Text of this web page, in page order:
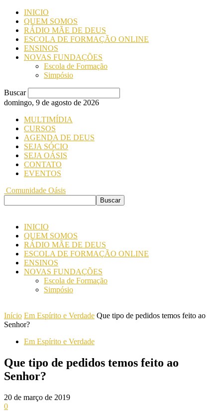
INICIO
QUEM SOMOS
RÁDIO MÃE DE DEUS
ESCOLA DE FORMAÇÃO ONLINE
ENSINOS
NOVAS FUNDAÇÕES
Escola de Formação
Simpósio
Buscar
domingo, 9 de agosto de 2026
MULTIMÍDIA
CURSOS
AGENDA DE DEUS
SEJA SÓCIO
SEJA OÁSIS
CONTATO
EVENTOS
Comunidade Oásis
INICIO
QUEM SOMOS
RÁDIO MÃE DE DEUS
ESCOLA DE FORMAÇÃO ONLINE
ENSINOS
NOVAS FUNDAÇÕES
Escola de Formação
Simpósio
Início Em Espírito e Verdade Que tipo de pedidos temos feito ao
Senhor?
Em Espírito e Verdade
Que tipo de pedidos temos feito ao
Senhor?
20 de março de 2019
0